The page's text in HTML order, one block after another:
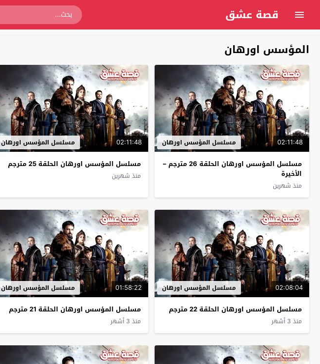
قصة عشق
المؤسس اورهان
02:11:48 مسلسل المؤسس اورهان
مسلسل المؤسس اورهان الحلقة 26 مترجم –
الأخيرة
منذ شهرين
02:11:48 مسلسل المؤسس اورهان
مسلسل المؤسس اورهان الحلقة 25 مترجم
منذ شهرين
02:08:04 مسلسل المؤسس اورهان
مسلسل المؤسس اورهان الحلقة 22 مترجم
منذ 3 أشهر
01:58:22 مسلسل المؤسس اورهان
مسلسل المؤسس اورهان الحلقة 21 مترجم
منذ 3 أشهر